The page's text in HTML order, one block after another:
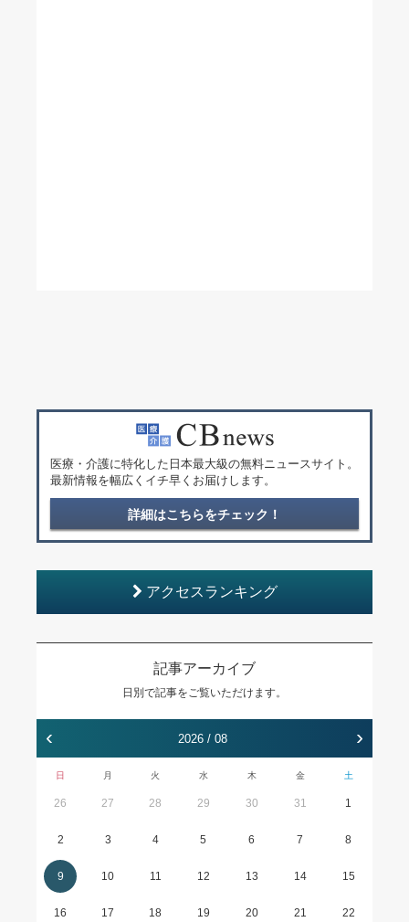
医療・介護に特化した日本最大級の無料ニュースサイト。
最新情報を幅広くイチ早くお届けします。
詳細はこちらをチェック！
アクセスランキング
記事アーカイブ
日別で記事をご覧いただけます。
‹ 2026 / 08 ›
日 月 火 水 木 金 土
26 27 28 29 30 31 1
2 3 4 5 6 7 8
9 10 11 12 13 14 15
16 17 18 19 20 21 22